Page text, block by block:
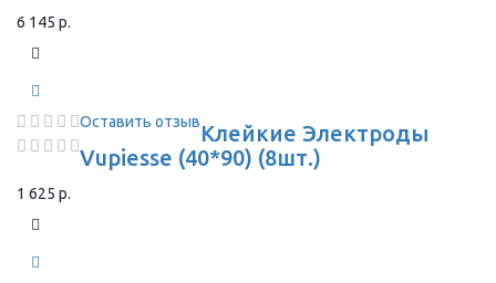
6 145 р.
Оставить отзывКлейкие Электроды
Vupiesse (40*90) (8шт.)
1 625 р.